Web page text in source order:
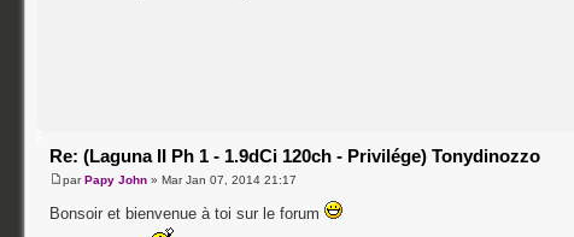
Re: (Laguna II Ph 1 - 1.9dCi 120ch - Privilége) Tonydinozzo
parPapy John » Mar Jan 07, 2014 21:17
Bonsoir et bienvenue à toi sur le forum